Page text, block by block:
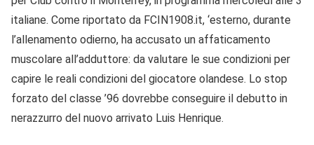
italiane. Come riportato da FCIN1908.it, ‘esterno, durante
l’allenamento odierno, ha accusato un affaticamento
muscolare all’adduttore: da valutare le sue condizioni per
capire le reali condizioni del giocatore olandese. Lo stop
forzato del classe ’96 dovrebbe conseguire il debutto in
nerazzurro del nuovo arrivato Luis Henrique.